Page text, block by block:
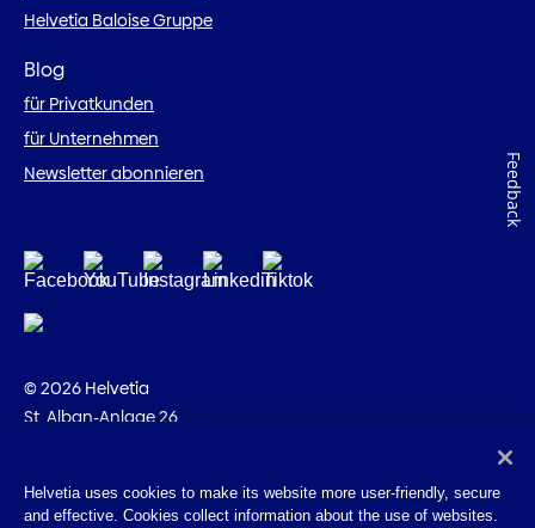
Helvetia Baloise Gruppe
Blog
für Privatkunden
für Unternehmen
Newsletter abonnieren
© 2026 Helvetia
St. Alban-Anlage 26
Impressum
Helvetia uses cookies to make its website more user-friendly, secure
and effective. Cookies collect information about the use of websites.
Feedback